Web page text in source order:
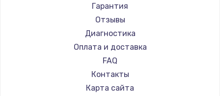
Гарантия
Отзывы
Диагностика
Оплата и доставка
FAQ
Контакты
Карта сайта